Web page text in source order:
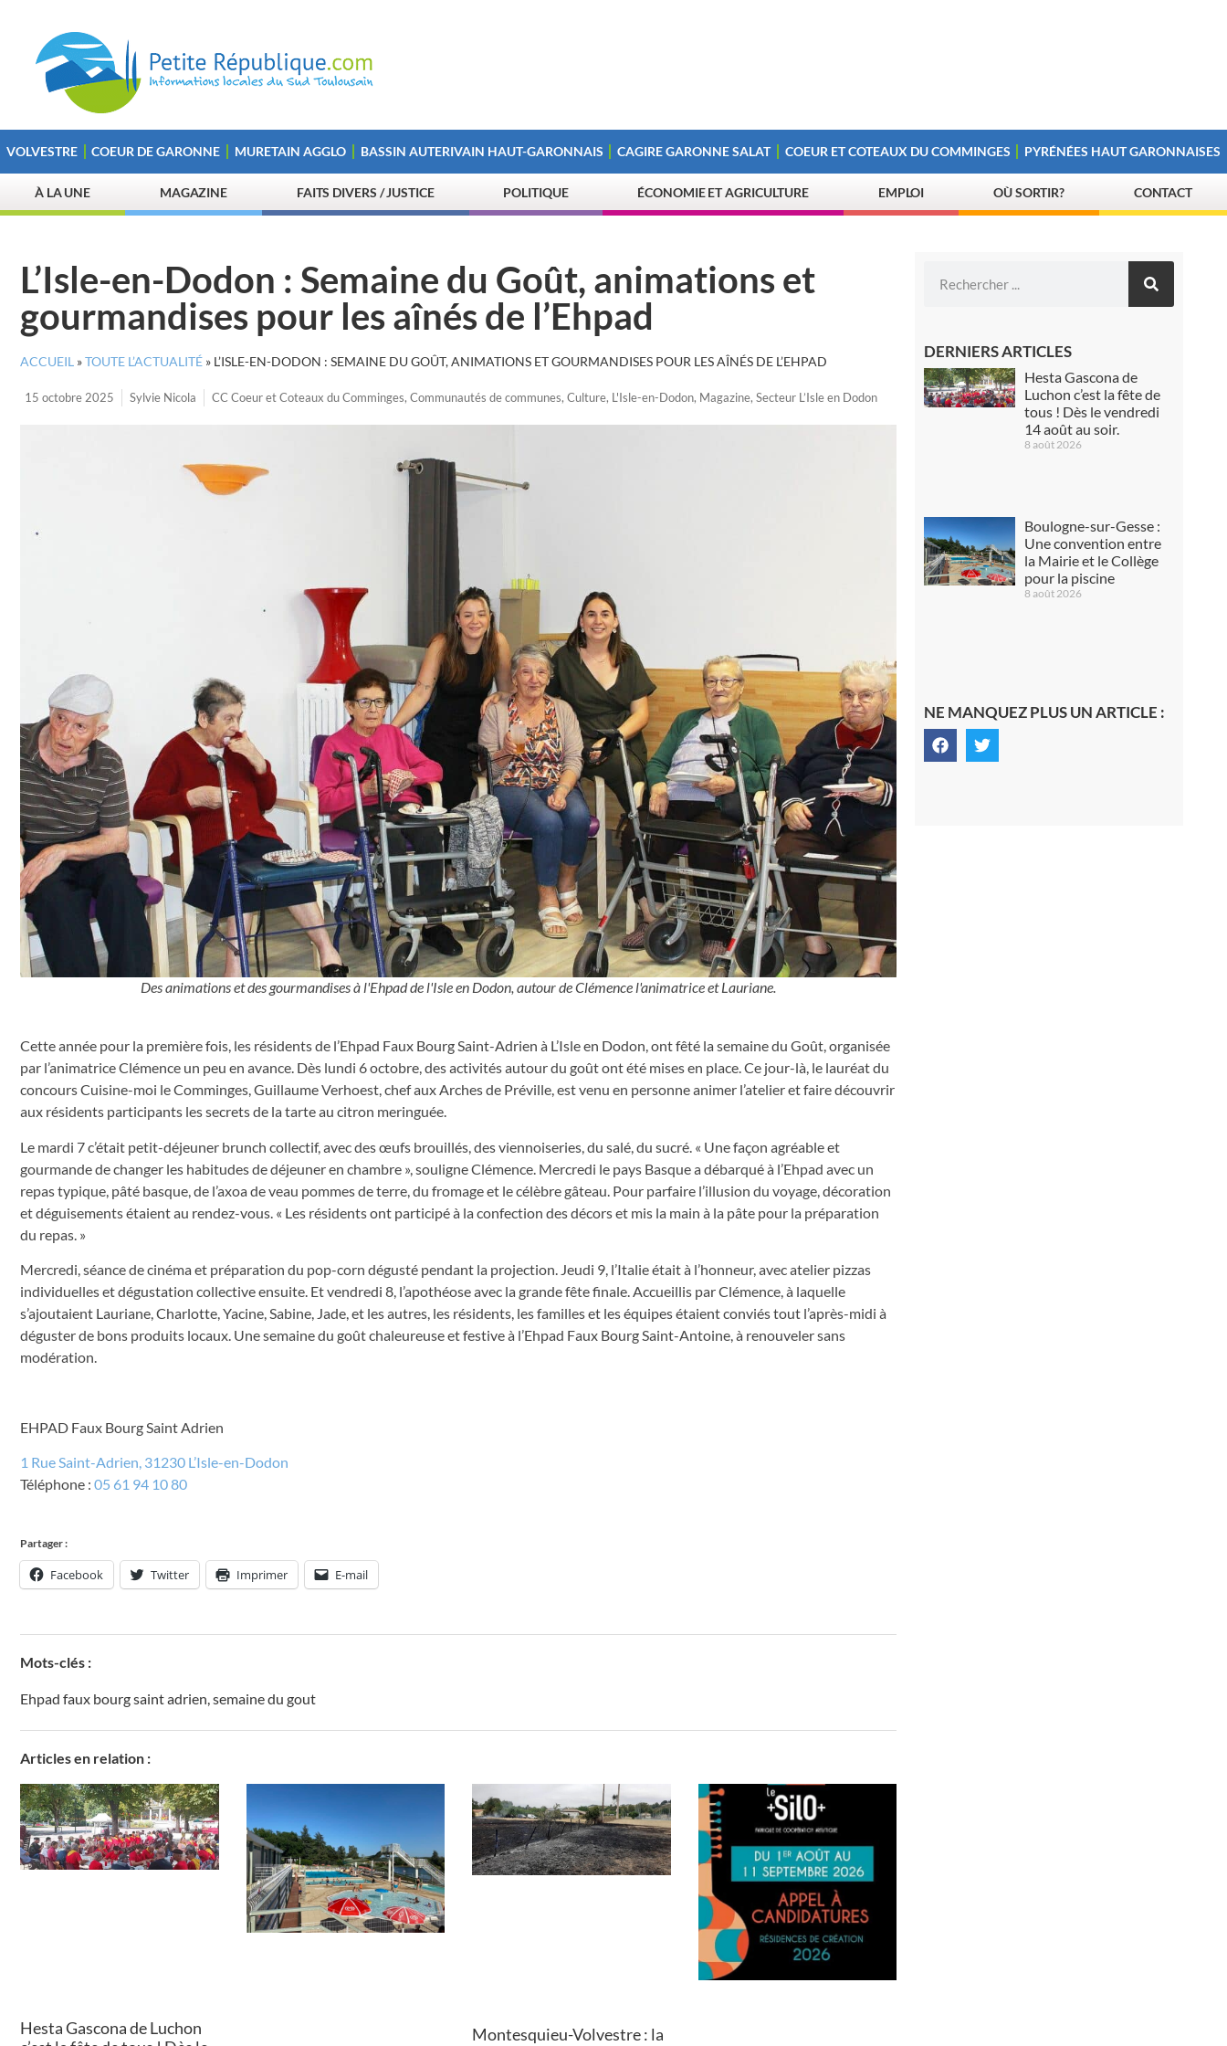
VOLVESTRE COEUR DE GARONNE MURETAIN AGGLO BASSIN AUTERIVAIN HAUT-GARONNAIS CAGIRE GARONNE SALAT COEUR ET COTEAUX DU COMMINGES PYRÉNÉES HAUT GARONNAISES
À LA UNE MAGAZINE FAITS DIVERS / JUSTICE POLITIQUE ÉCONOMIE ET AGRICULTURE EMPLOI OÙ SORTIR? CONTACT
L’Isle-en-Dodon : Semaine du Goût, animations et
gourmandises pour les aînés de l’Ehpad
ACCUEIL »TOUTE L’ACTUALITÉ » L’ISLE-EN-DODON : SEMAINE DU GOÛT, ANIMATIONS ET GOURMANDISES POUR LES AÎNÉS DE L’EHPAD
15 octobre 2025 Sylvie Nicola CC Coeur et Coteaux du Comminges, Communautés de communes, Culture, L'Isle-en-Dodon, Magazine, Secteur L’Isle en Dodon
Des animations et des gourmandises à l'Ehpad de l'Isle en Dodon, autour de Clémence l'animatrice et Lauriane.
Cette année pour la première fois, les résidents de l’Ehpad Faux Bourg Saint-Adrien à L’Isle en Dodon, ont fêté la semaine du Goût, organisée
par l’animatrice Clémence un peu en avance. Dès lundi 6 octobre, des activités autour du goût ont été mises en place. Ce jour-là, le lauréat du
concours Cuisine-moi le Comminges, Guillaume Verhoest, chef aux Arches de Préville, est venu en personne animer l’atelier et faire découvrir
aux résidents participants les secrets de la tarte au citron meringuée.
Le mardi 7 c’était petit-déjeuner brunch collectif, avec des œufs brouillés, des viennoiseries, du salé, du sucré. « Une façon agréable et
gourmande de changer les habitudes de déjeuner en chambre », souligne Clémence. Mercredi le pays Basque a débarqué à l’Ehpad avec un
repas typique, pâté basque, de l’axoa de veau pommes de terre, du fromage et le célèbre gâteau. Pour parfaire l’illusion du voyage, décoration
et déguisements étaient au rendez-vous. « Les résidents ont participé à la confection des décors et mis la main à la pâte pour la préparation
du repas. »
Mercredi, séance de cinéma et préparation du pop-corn dégusté pendant la projection. Jeudi 9, l’Italie était à l’honneur, avec atelier pizzas
individuelles et dégustation collective ensuite. Et vendredi 8, l’apothéose avec la grande fête finale. Accueillis par Clémence, à laquelle
s’ajoutaient Lauriane, Charlotte, Yacine, Sabine, Jade, et les autres, les résidents, les familles et les équipes étaient conviés tout l’après-midi à
déguster de bons produits locaux. Une semaine du goût chaleureuse et festive à l’Ehpad Faux Bourg Saint-Antoine, à renouveler sans
modération.
EHPAD Faux Bourg Saint Adrien
1 Rue Saint-Adrien, 31230 L’Isle-en-Dodon
Téléphone : 05 61 94 10 80
Partager :
Facebook Twitter Imprimer E-mail
Mots-clés :
Ehpad faux bourg saint adrien semaine du gout
Articles en relation :
Hesta Gascona de Luchon
Montesquieu-Volvestre : la
DERNIERS ARTICLES
Hesta Gascona de
Luchon c’est la fête de
tous ! Dès le vendredi
14 août au soir.
8 août 2026
Boulogne-sur-Gesse :
Une convention entre
la Mairie et le Collège
pour la piscine
8 août 2026
NE MANQUEZ PLUS UN ARTICLE :